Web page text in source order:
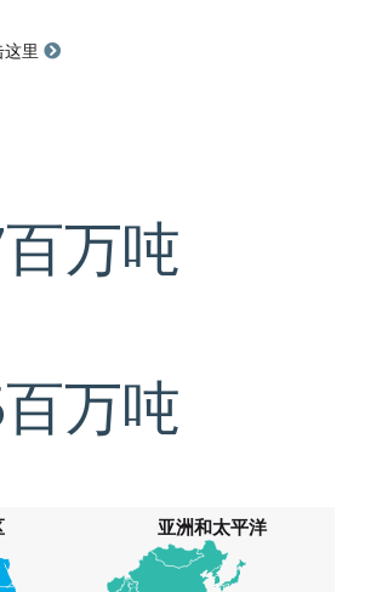
万吨
万吨
里
亚洲和太平洋